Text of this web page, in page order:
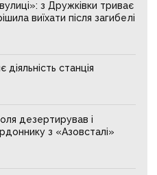
з Дружківки триває
виїхати після загибелі
станція
дезертирував і
з «Азовсталі»